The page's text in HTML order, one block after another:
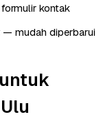
kontak
— mudah diperbarui